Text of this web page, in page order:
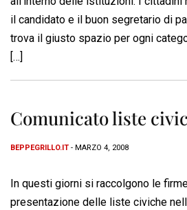
il candidato e il buon segretario di
trova il giusto spazio per ogni
[…]
Comunicato liste
BEPPEGRILLO.IT - MARZO 4, 2008
In questi giorni si raccolgono le
presentazione delle liste civiche